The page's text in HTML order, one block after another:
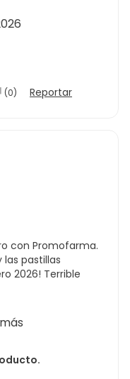
(0) Reportar
con Promofarma.
las pastillas
2026! Terrible